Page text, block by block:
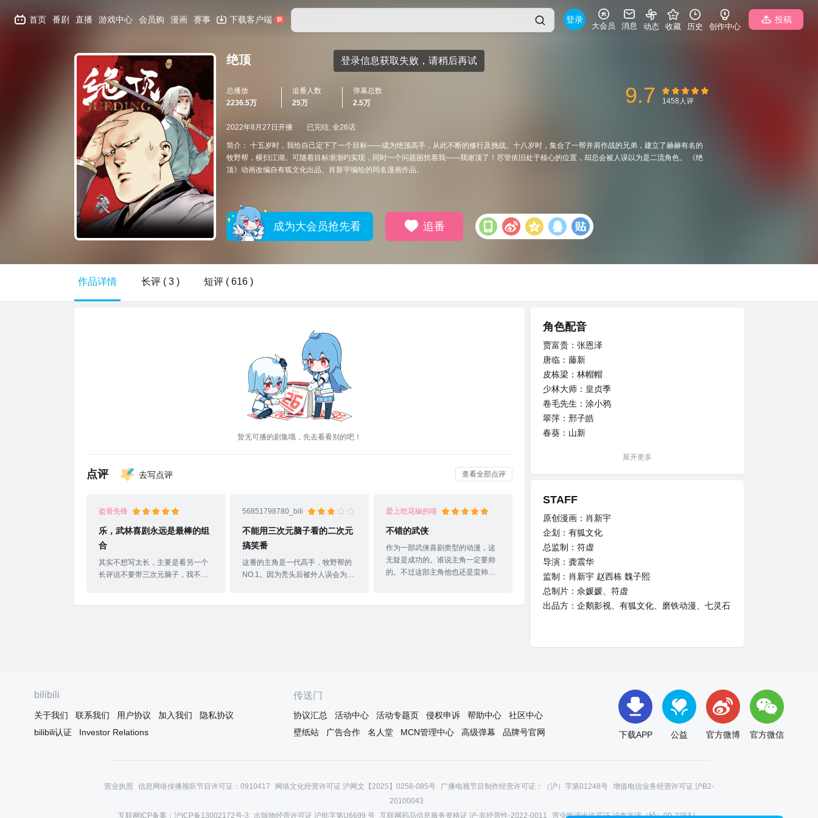
首页 番剧 直播 游戏中心 会员购 漫画 赛事 下载客户端 登录
大会员 消息 动态 收藏 历史 创作中心
投稿
绝顶
总播放
2236.5万
追番人数
25万
弹幕总数
2.5万
9.7 1458人评
2022年8月27日开播 已完结, 全26话
简介： 十五岁时，我给自己定下了一个目标——成为绝顶高手，从此不断的修行及挑战。十八岁时，集合了一帮并肩作战的兄弟，建立了赫赫有名的
牧野帮，横扫江湖。可随着目标渐渐旳实现，同时一个问题困扰着我——我谢顶了！尽管依旧处于核心的位置，却总会被人误以为是二流角色。 《绝
顶》动画改编自有狐文化出品、肖新宇编绘的同名漫画作品。
成为大会员抢先看 追番
作品详情 长评 ( 3 ) 短评 ( 616 )
暂无可播的剧集哦，先去看看别的吧！
点评 去写点评 查看全部点评
盗骨先锋
乐，武林喜剧永远是最棒的组
合
其实不想写太长，主要是看另一个
长评说不要带三次元脑子，我不同
56851798780_bili
不能用三次元脑子看的二次元
搞笑番
这番的主角是一代高手，牧野帮的
NO.1。因为秃头后被外人误会为杂
头遮住后，从衣服造型上看真的看
了解决秃头而挣扎这个行为逻辑放
在作者创造的二次元世界是合理
爱上吃花椒的喵
不错的武侠
作为一部武侠喜剧类型的动漫，这
无疑是成功的。谁说主角一定要帅
的。不过这部主角他也还是蛮帅
系吧。特效效果，全集最多打戏就
在贾富贵与唐临之间的切磋，能看
角色配音
贾富贵：张恩泽
唐临：藤新
皮栋梁：林帽帽
少林大师：皇贞季
卷毛先生：涂小鸦
翠萍：邢子皓
春葵：山新
天霸：邢子皓
展开更多
STAFF
原创漫画：肖新宇
企划：有狐文化
总监制：符虚
导演：龚震华
监制：肖新宇 赵西栋 魏子熙
总制片：佘媛媛、符虚
出品方：企鹅影视、有狐文化、磨铁动漫、七灵石
bilibili
关于我们 联系我们 用户协议 加入我们
隐私协议
bilibili认证
Investor Relations
传送门
协议汇总 活动中心 活动专题页 侵权申诉 帮助中心
社区中心
壁纸站
广告合作 名人堂 MCN管理中心 高级弹幕 品牌号官网 下载APP 公益 官方微博 官方微信
营业执照 信息网络传播视听节目许可证：0910417 网络文化经营许可证 沪网文【2025】0258-085号 广播电视节目制作经营许可证：（沪）字第01248号 增值电信业务经营许可证 沪B2-
20100043
互联网ICP备案：沪ICP备13002172号-3
出版物经营许可证 沪批字第U6699 号 互联网药品信息服务资格证 沪-非经营性-2022-0011 营业性演出许可证 沪市文演（经）00-2253 |